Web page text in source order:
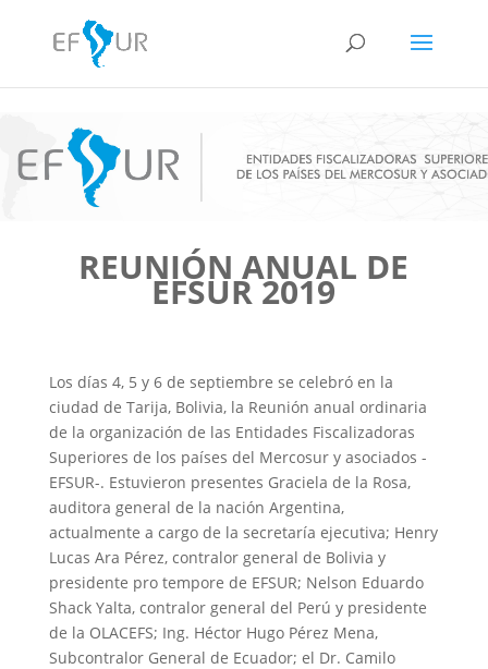
REUNIÓN ANUAL DE
EFSUR 2019
Los días 4, 5 y 6 de septiembre se celebró en la
ciudad de Tarija, Bolivia, la Reunión anual ordinaria
de la organización de las Entidades Fiscalizadoras
Superiores de los países del Mercosur y asociados -
EFSUR-. Estuvieron presentes Graciela de la Rosa,
auditora general de la nación Argentina,
actualmente a cargo de la secretaría ejecutiva; Henry
Lucas Ara Pérez, contralor general de Bolivia y
presidente pro tempore de EFSUR; Nelson Eduardo
Shack Yalta, contralor general del Perú y presidente
de la OLACEFS; Ing. Héctor Hugo Pérez Mena,
Subcontralor General de Ecuador; el Dr. Camilo